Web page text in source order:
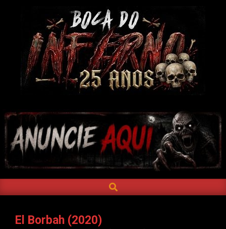
DO
INFERNO
Navigation
SEARCH
El Borbah (2020)